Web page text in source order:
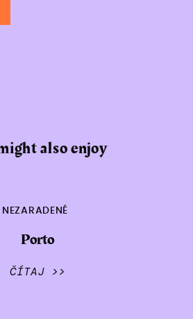
also enjoy
NEZARADENÉ
Porto
ČÍTAJ >>